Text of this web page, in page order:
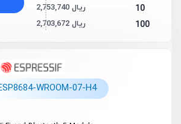
10 2,753,740 ریال
100 2,703,672 ریال
WROOM-07-H4